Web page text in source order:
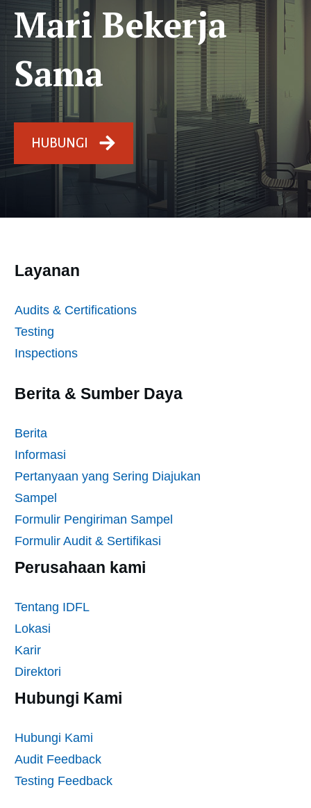
Mari Bekerja
Sama
HUBUNGI
Layanan
Audits & Certifications
Testing
Inspections
Berita & Sumber Daya
Berita
Informasi
Pertanyaan yang Sering Diajukan
Sampel
Formulir Pengiriman Sampel
Formulir Audit & Sertifikasi
Perusahaan kami
Tentang IDFL
Lokasi
Karir
Direktori
Hubungi Kami
Hubungi Kami
Audit Feedback
Testing Feedback